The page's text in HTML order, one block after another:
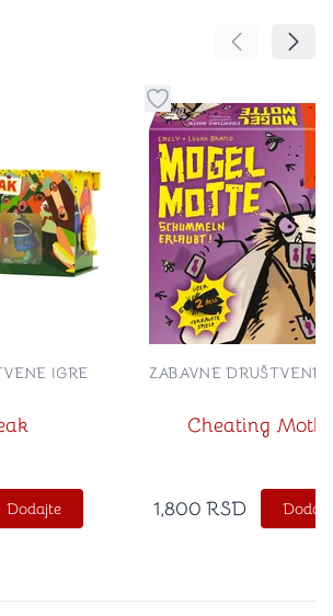
Pomeranje
stvari u kategoriju omiljeno
IGRE
Dodajte
Dugme za dodavanje
Cheating Moth
ZABAVNE DRUŠTVENE
1,800 RSD